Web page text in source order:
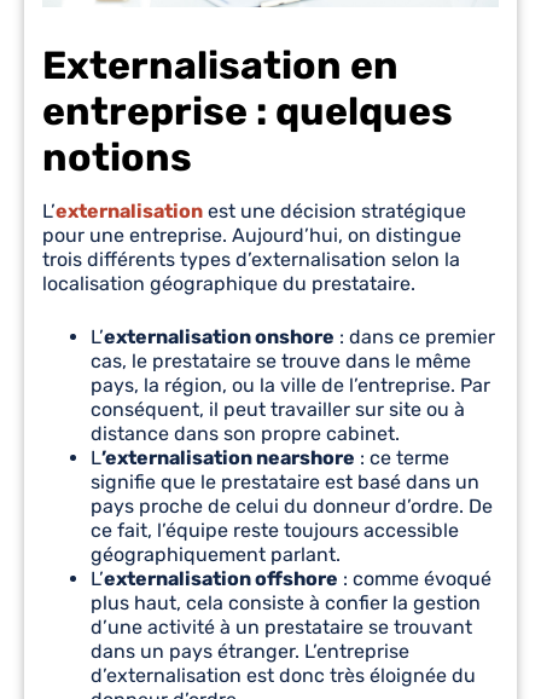
Externalisation en
entreprise : quelques
notions
L’externalisation est une décision stratégique
pour une entreprise. Aujourd’hui, on distingue
trois différents types d’externalisation selon la
localisation géographique du prestataire.
L’externalisation onshore : dans ce premier
cas, le prestataire se trouve dans le même
pays, la région, ou la ville de l’entreprise. Par
conséquent, il peut travailler sur site ou à
distance dans son propre cabinet.
L’externalisation nearshore : ce terme
signifie que le prestataire est basé dans un
pays proche de celui du donneur d’ordre. De
ce fait, l’équipe reste toujours accessible
géographiquement parlant.
L’externalisation offshore : comme évoqué
plus haut, cela consiste à confier la gestion
d’une activité à un prestataire se trouvant
dans un pays étranger. L’entreprise
d’externalisation est donc très éloignée du